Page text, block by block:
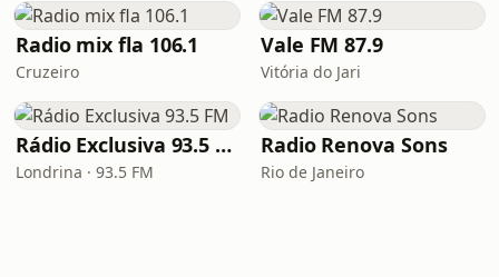
Radio mix fla 106.1
Cruzeiro
Vale FM 87.9
Vitória do Jari
Rádio Exclusiva 93.5 FM
Londrina · 93.5 FM
Radio Renova Sons
Rio de Janeiro